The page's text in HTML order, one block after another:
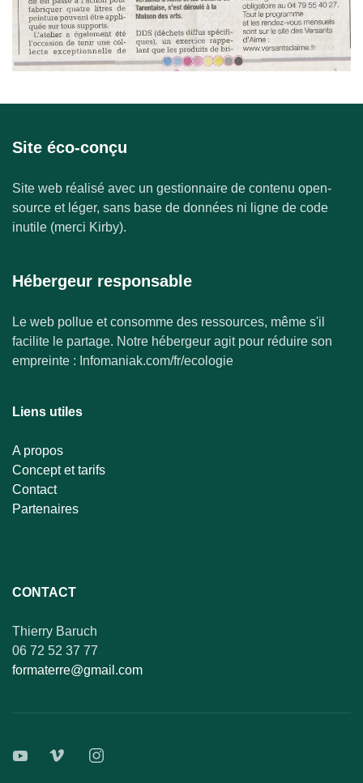
Site éco-conçu
Site web réalisé avec un gestionnaire de contenu open-
source et léger, sans base de données ni ligne de code
inutile (merci Kirby).
Hébergeur responsable
Le web pollue et consomme des ressources, même s'il
facilite le partage. Notre hébergeur agit pour réduire son
empreinte : Infomaniak.com/fr/ecologie
Liens utiles
A propos
Concept et tarifs
Contact
Partenaires
CONTACT
Thierry Baruch
06 72 52 37 77
formaterre@gmail.com